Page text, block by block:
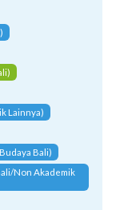
Lainnya)
Bali)
Non Akademik